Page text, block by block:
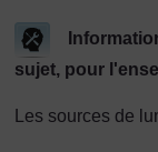
sujet, pour
Les sources de